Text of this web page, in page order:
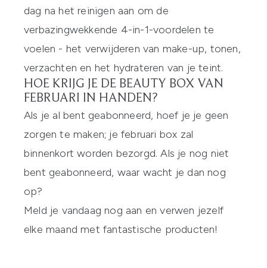
dag na het reinigen aan om de
verbazingwekkende 4-in-1-voordelen te
voelen - het verwijderen van make-up, tonen,
verzachten en het hydrateren van je teint.
HOE KRIJG JE DE BEAUTY BOX VAN
FEBRUARI IN HANDEN?
Als je al bent geabonneerd, hoef je je geen
zorgen te maken; je februari box zal
binnenkort worden bezorgd. Als je nog niet
bent geabonneerd, waar wacht je dan nog
op?
Meld je vandaag nog aan en verwen jezelf
elke maand met fantastische producten!